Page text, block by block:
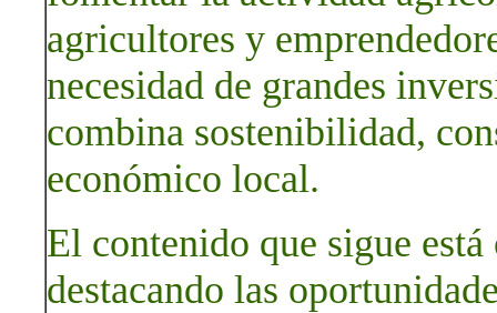
agricultores y
necesidad de grandes
combina sostenibilidad,
económico local.
El contenido que sigue
destacando las